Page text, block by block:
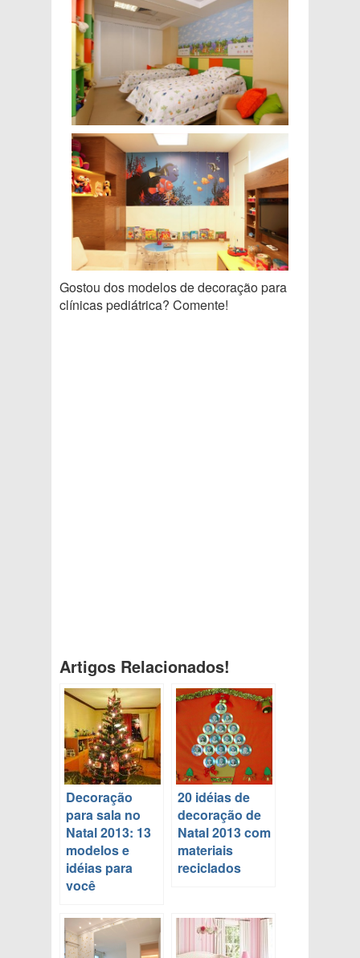
Gostou dos modelos de decoração para
clínicas pediátrica? Comente!
Artigos Relacionados!
Decoração
para sala no
Natal 2013: 13
modelos e
idéias para
você
20 idéias de
decoração de
Natal 2013 com
materiais
reciclados